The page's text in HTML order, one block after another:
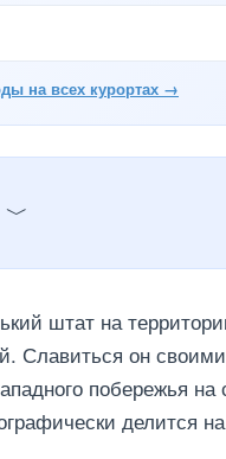
на всех курортах →
штат на
Славиться он
побережья
делится